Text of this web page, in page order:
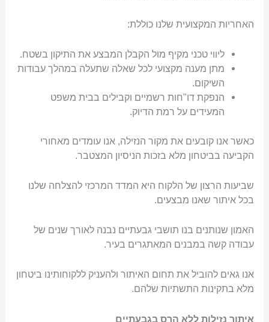
האחריות המקצועית שלנו כוללת:
ליווי טכני מקיף מול הקבלן המבצע את התיקון בשטח.
מתן מענה מקצועי לכל שאלה שתעלה במהלך עבודות
השיקום.
הנפקת דו"חות רשמיים וקבילים בבית משפט
המעידים על רמת הדיוק.
כאשר אנו קובעים את מקור הנזילה, אנו עומדים מאחורי
הקביעה בביטחון מלא בזכות הניסיון המצטבר.
שביעות הרצון של הלקוח היא המדד המרכזי להצלחה שלנו
בכל איתור שאנו מבצעים.
האמון שנותנים בנו תושבי גבעתיים נבנה לאורך שנים של
עבודה קשה במבנים המאתגרים בעיר.
אנו גאים להוביל את תחום האיתור ולהעניק ללקוחותינו ביטחון
מלא בתקינות התשתיות שלהם.
איתור נזילות ללא הרס בגבעתיים